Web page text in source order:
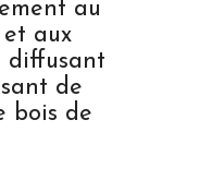
au
et aux
diffusant
de
bois de